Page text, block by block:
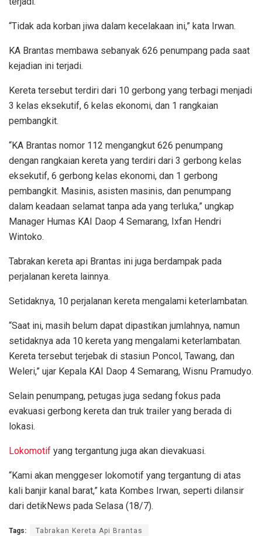
“Tidak ada korban jiwa dalam kecelakaan ini,” kata Irwan.
KA Brantas membawa sebanyak 626 penumpang pada saat
kejadian ini terjadi.
Kereta tersebut terdiri dari 10 gerbong yang terbagi menjadi
3 kelas eksekutif, 6 kelas ekonomi, dan 1 rangkaian
pembangkit.
“KA Brantas nomor 112 mengangkut 626 penumpang
dengan rangkaian kereta yang terdiri dari 3 gerbong kelas
eksekutif, 6 gerbong kelas ekonomi, dan 1 gerbong
pembangkit. Masinis, asisten masinis, dan penumpang
dalam keadaan selamat tanpa ada yang terluka,” ungkap
Manager Humas KAI Daop 4 Semarang, Ixfan Hendri
Wintoko.
Tabrakan kereta api Brantas ini juga berdampak pada
perjalanan kereta lainnya.
Setidaknya, 10 perjalanan kereta mengalami keterlambatan.
“Saat ini, masih belum dapat dipastikan jumlahnya, namun
setidaknya ada 10 kereta yang mengalami keterlambatan.
Kereta tersebut terjebak di stasiun Poncol, Tawang, dan
Weleri,” ujar Kepala KAI Daop 4 Semarang, Wisnu Pramudyo.
Selain penumpang, petugas juga sedang fokus pada
evakuasi gerbong kereta dan truk trailer yang berada di
lokasi.
Lokomotif yang tergantung juga akan dievakuasi.
“Kami akan menggeser lokomotif yang tergantung di atas
kali banjir kanal barat,” kata Kombes Irwan, seperti dilansir
dari detikNews pada Selasa (18/7).
Tags: Tabrakan Kereta Api Brantas